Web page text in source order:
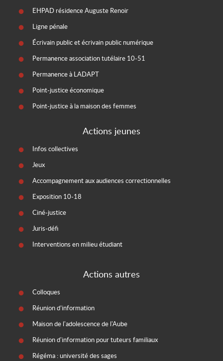
EHPAD résidence Auguste Renoir
Ligne pénale
Écrivain public et écrivain public numérique
Permanence association tutélaire 10-51
Permanence à LADAPT
Point-justice économique
Point-justice à la maison des femmes
Actions jeunes
Infos collectives
Jeux
Accompagnement aux audiences correctionnelles
Exposition 10-18
Ciné-justice
Juris-défi
Interventions en milieu étudiant
Actions autres
Colloques
Réunion d’information
Maison de l'adolescence de l'Aube
Réunion d'information pour tuteurs familiaux
Régéma : université des sages